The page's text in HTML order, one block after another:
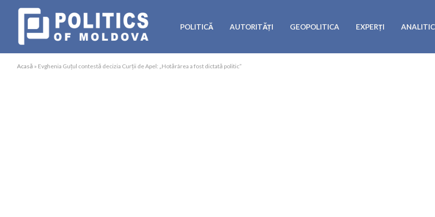
POLITICĂ AUTORITĂȚI GEOPOLITICA EXPERȚI
Acasă » Evghenia Guțul contestă decizia Curții de Apel: „Hotărârea a fost dictată politic”